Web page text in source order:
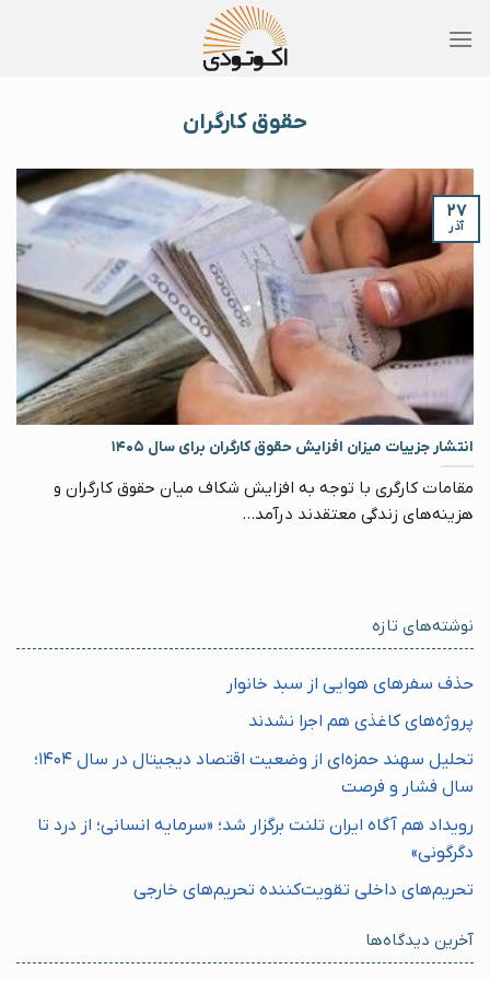
حقوق کارگران
انتشار جزییات میزان افزایش حقوق کارگران برای سال ۱۴۰۵
مقامات کارگری با توجه به افزایش شکاف میان حقوق کارگران و
هزینه‌های زندگی معتقدند درآمد...
۲۷
آذر
نوشته‌های تازه
حذف سفرهای هوایی از سبد خانوار
پروژه‌های کاغذی هم اجرا نشدند
تحلیل سهند حمزه‌ای از وضعیت اقتصاد دیجیتال در سال ۱۴۰۴؛
سال فشار و فرصت
رویداد هم آگاه ایران تلنت برگزار شد؛ «سرمایه انسانی؛ از درد تا
دگرگونی»
تحریم‌های داخلی تقویت‌کننده تحریم‌های خارجی
آخرین دیدگاه‌ها